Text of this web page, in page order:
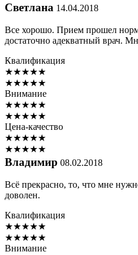
Светлана 14.04.2018
Все хорошо. Прием прошел
достаточно адекватный врач.
Квалификация
★★★★★
★★★★★
Внимание
★★★★★
★★★★★
Цена-качество
★★★★★
★★★★★
Владимир 08.02.2018
Всё прекрасно, то, что мне
доволен.
Квалификация
★★★★★
★★★★★
Внимание